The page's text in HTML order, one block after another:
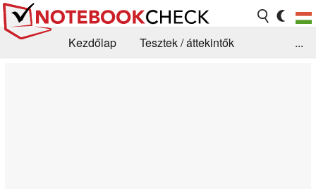
Kezdőlap
Tesztek / áttekintők
...